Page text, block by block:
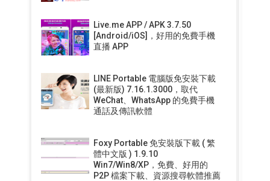
Live.me APP / APK 3.7.50
[Android/iOS]，好用的免費手機
直播 APP
LINE Portable 電腦版免安裝下載
(最新版) 7.16.1.3000，取代
WeChat、WhatsApp 的免費手機
通話及傳訊軟體
Foxy Portable 免安裝版下載 ( 繁
體中文版 ) 1.9.10
Win7/Win8/XP，免費、好用的
P2P 檔案下載、資源搜尋軟體推薦